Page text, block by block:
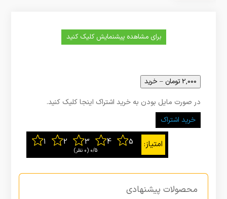
برای مشاهده پیشنمایش کلیک کنید
2,000 تومان – خرید
در صورت مایل بودن به خرید اشتراک اینجا کلیک کنید.
خرید اشتراک
0/5 ‫(0 نظر)
محصولات پیشنهادی